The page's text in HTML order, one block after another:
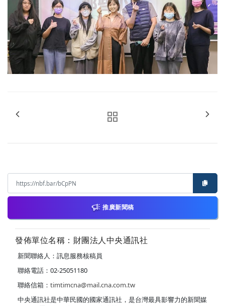
推廣新聞稿
發佈單位名稱：財團法人中央通訊社
新聞聯絡人：訊息服務核稿員
聯絡電話：02-25051180
聯絡信箱： timtimcna@mail.cna.com.tw
中央通訊社是中華民國的國家通訊社，是台灣最具影響力的新聞媒